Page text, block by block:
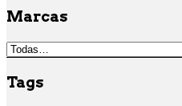
Marcas
Tags